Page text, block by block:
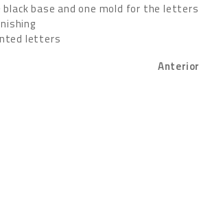
base and one mold for the letters
letters
Anterior